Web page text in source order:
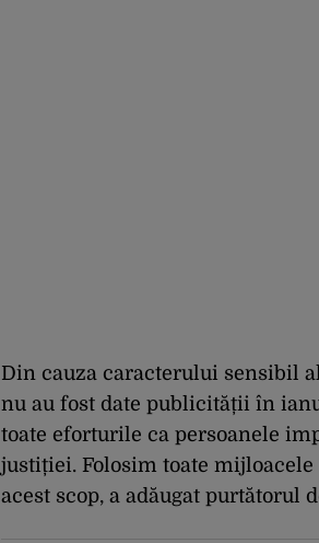
Din cauza caracterului sensibil
nu au fost date publicității în
toate eforturile ca persoanele
justiției. Folosim toate
acest scop, a adăugat purtătorul